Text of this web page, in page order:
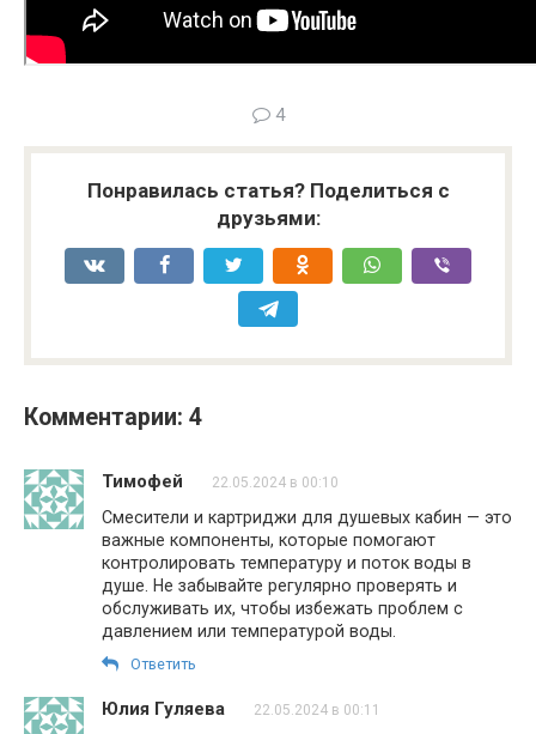
4
Понравилась статья? Поделиться с
друзьями:
Комментарии: 4
Тимофей 22.05.2024 в 00:10
Смесители и картриджи для душевых кабин — это
важные компоненты, которые помогают
контролировать температуру и поток воды в
душе. Не забывайте регулярно проверять и
обслуживать их, чтобы избежать проблем с
давлением или температурой воды.
Ответить
Юлия Гуляева 22.05.2024 в 00:11